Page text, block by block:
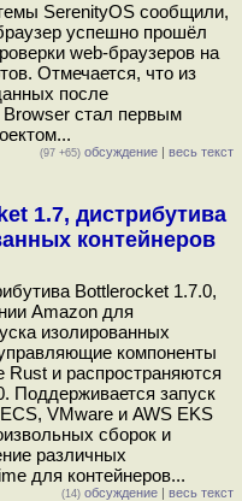
SerenityOS сообщили,
успешно прошёл
web-браузеров на
Отмечается, что из
после
стал первым
(97 +65) обсуждение | весь текст
1.7, дистрибутива
контейнеров
Bottlerocket 1.7.0,
Amazon для
изолированных
компоненты
Rust и распространяются
Поддерживается запуск
VMware и AWS EKS
сборок и
различных
для контейнеров...
(14) обсуждение | весь текст